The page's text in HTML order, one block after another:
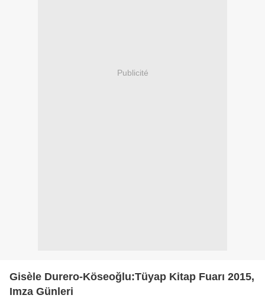
Publicité
Gisèle Durero-Köseoğlu:Tüyap Kitap Fuarı 2015,
Imza Günleri